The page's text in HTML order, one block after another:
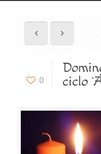
0
ciclo